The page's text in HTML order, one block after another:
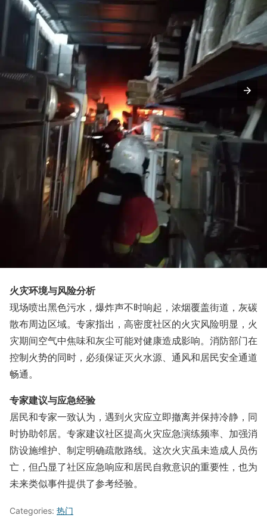
火灾环境与风险分析
现场喷出黑色污水，爆炸声不时响起，浓烟覆盖街道，灰碳
散布周边区域。专家指出，高密度社区的火灾风险明显，火
灾期间空气中焦味和灰尘可能对健康造成影响。消防部门在
控制火势的同时，必须保证灭火水源、通风和居民安全通道
畅通。
专家建议与应急经验
居民和专家一致认为，遇到火灾应立即撤离并保持冷静，同
时协助邻居。专家建议社区提高火灾应急演练频率、加强消
防设施维护、制定明确疏散路线。这次火灾虽未造成人员伤
亡，但凸显了社区应急响应和居民自救意识的重要性，也为
未来类似事件提供了参考经验。
Categories: 热门